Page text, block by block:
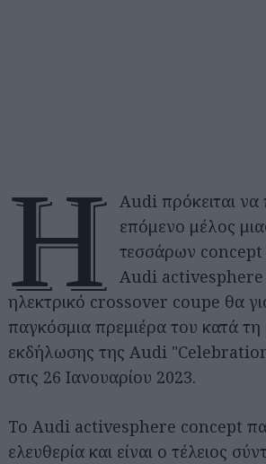
Η
Audi πρόκειται να
επόμενο μέλος
τεσσάρων concept
Audi
ηλεκτρικό crossover coupe θα
παγκόσμια πρεμιέρα του κατά τη
εκδήλωσης της Audi
στις 26 Ιανουαρίου 2023.
Το Audi activesphere concept
ελευθερία και είναι ο τέλειος